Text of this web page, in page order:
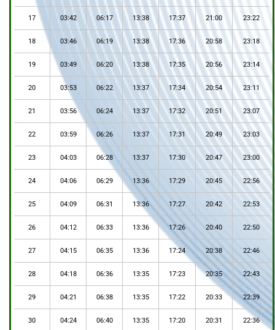
17 03:42 06:17 13:38 17:37 21:00 23:22
18 03:46 06:19 13:38 17:36 20:58 23:18
19 03:49 06:20 13:38 17:35 20:56 23:14
20 03:53 06:22 13:37 17:34 20:54 23:11
21 03:56 06:24 13:37 17:32 20:51 23:07
22 03:59 06:26 13:37 17:31 20:49 23:03
23 04:03 06:28 13:37 17:30 20:47 23:00
24 04:06 06:29 13:36 17:29 20:45 22:56
25 04:09 06:31 13:36 17:27 20:42 22:53
26 04:12 06:33 13:36 17:26 20:40 22:50
27 04:15 06:35 13:36 17:24 20:38 22:46
28 04:18 06:36 13:35 17:23 20:35 22:43
29 04:21 06:38 13:35 17:22 20:33 22:39
30 04:24 06:40 13:35 17:20 20:31 22:36